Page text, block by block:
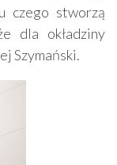
czego stworzą
dla okładziny
Szymański.